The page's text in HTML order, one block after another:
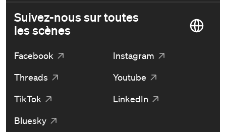
Suivez-nous sur toutes
les scènes
Facebook
Instagram
Threads
Youtube
TikTok
LinkedIn
Bluesky